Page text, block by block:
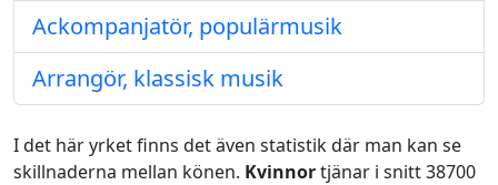
Ackompanjatör, populärmusik
Arrangör, klassisk musik
I det här yrket finns det även statistik där man kan se
skillnaderna mellan könen. Kvinnortjänar i snitt 38700